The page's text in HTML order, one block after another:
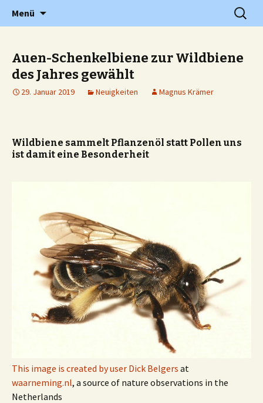
PGS
Grundschule in Holzwickede Hengsen
Menü
Suchen
nach:
Auen-Schenkelbiene zur Wildbiene
des Jahres gewählt
29. Januar 2019 Neuigkeiten Magnus Krämer
Wildbiene sammelt Pflanzenöl statt Pollen uns
ist damit eine Besonderheit
This image is created by user Dick Belgers at
waarneming.nl, a source of nature observations in the
Netherlands